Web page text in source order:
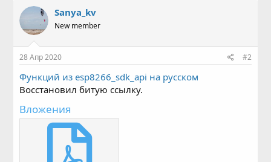
к
и
и
:
Sanya_kv
New member
28 Апр 2020 #2
Функций из esp8266_sdk_api на русском
Восстановил битую ссылку.
Вложения